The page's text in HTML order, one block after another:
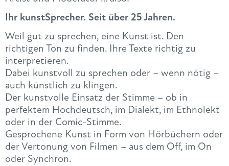
Ihr kunstSprecher. Seit über 25 Jahren.
Weil gut zu sprechen, eine Kunst ist. Den
richtigen Ton zu finden. Ihre Texte richtig zu
interpretieren.
Dabei kunstvoll zu sprechen oder – wenn nötig –
auch künstlich zu klingen.
Der kunstvolle Einsatz der Stimme – ob in
perfektem Hochdeutsch, im Dialekt, im Ethnolekt
oder in der Comic-Stimme.
Gesprochene Kunst in Form von Hörbüchern oder
der Vertonung von Filmen – aus dem Off, im On
oder Synchron.